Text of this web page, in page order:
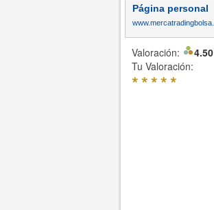
Página personal
Valoración:
4.50
Tu Valoración:
*****